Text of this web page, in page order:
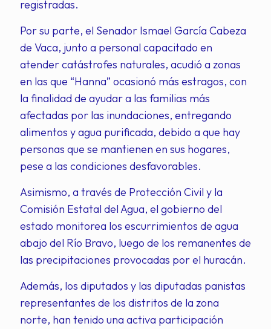
registradas.
Por su parte, el Senador Ismael García Cabeza
de Vaca, junto a personal capacitado en
atender catástrofes naturales, acudió a zonas
en las que “Hanna” ocasionó más estragos, con
la finalidad de ayudar a las familias más
afectadas por las inundaciones, entregando
alimentos y agua purificada, debido a que hay
personas que se mantienen en sus hogares,
pese a las condiciones desfavorables.
Asimismo, a través de Protección Civil y la
Comisión Estatal del Agua, el gobierno del
estado monitorea los escurrimientos de agua
abajo del Río Bravo, luego de los remanentes de
las precipitaciones provocadas por el huracán.
Además, los diputados y las diputadas panistas
representantes de los distritos de la zona
norte, han tenido una activa participación